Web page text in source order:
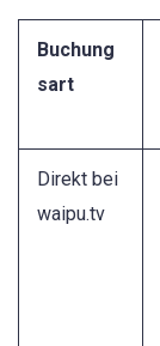
Buchung
sart
Direkt bei
waipu.tv